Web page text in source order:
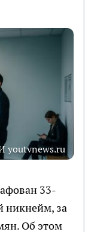
youtvnews.ru
33-
никнейм, за
Об этом